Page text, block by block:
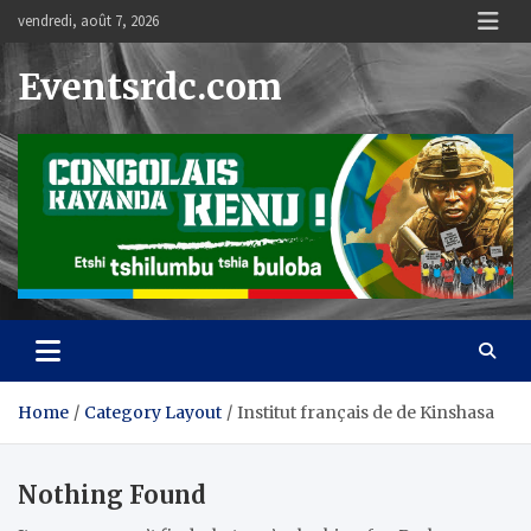
content
vendredi, août 7, 2026
Eventsrdc.com
Home Category Layout Institut français de de Kinshasa
Nothing Found